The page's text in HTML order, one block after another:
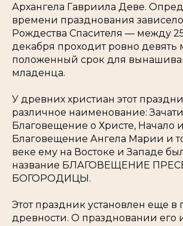
Архангела Гавриила Деве.
времени празднования
Рождества Спасителя — между
декабря проходит ровно девять
положенный срок для
младенца.
У древних христиан этот
различное наименование:
Благовещение о Христе, Начало
Благовещение Ангела Марии и
веке ему на Востоке и Западе
название БЛАГОВЕЩЕНИЕ
БОГОРОДИЦЫ.
Этот праздник установлен еще в
древности. О праздновании его